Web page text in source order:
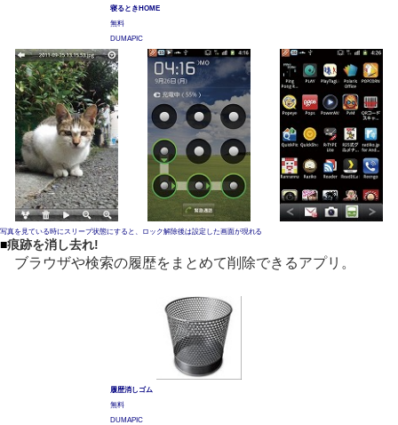
寝るときHOME
無料
DUMAPIC
写真を見ている時にスリープ状態にすると、ロック解除後は設定した画面が現れる
■痕跡を消し去れ!
ブラウザや検索の履歴をまとめて削除できるアプリ。
履歴消しゴム
無料
DUMAPIC